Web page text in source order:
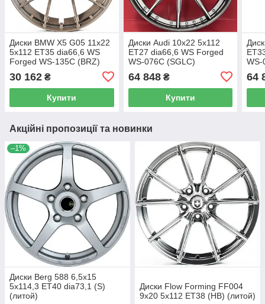
Диски BMW X5 G05 11x22
5x112 ET35 dia66,6 WS
Forged WS-135C (BRZ)
30 162 ₴
Купити
Диски Audi 10x22 5x112
ET27 dia66,6 WS Forged
WS-076C (SGLC)
64 848₴
Купити
WS-
64
Акційні пропозиції та новинки
–1%
Диски Berg 588 6,5x15
5x114,3 ET40 dia73,1 (S)
(литой)
Диски Flow Forming FF004
9x20 5x112 ET38 (HB) (литой)